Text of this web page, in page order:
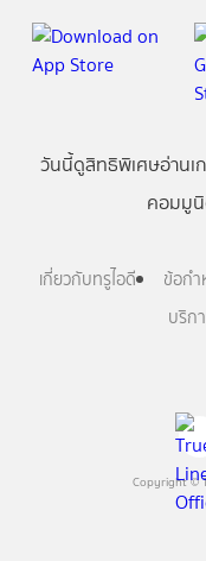
Copyright ©
วันนี้ดูสิทธิพิเศษอ่านเ
คอมมู
เกี่ยวกับทรูไอดี ข้อกำ
บริก